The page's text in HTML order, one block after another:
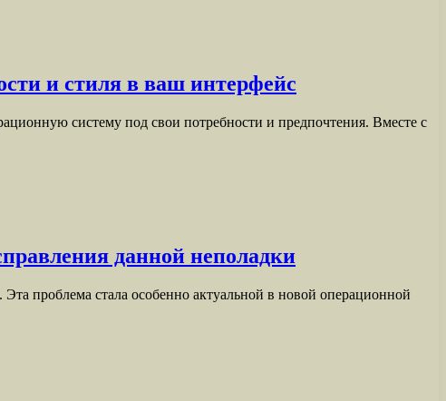
и стиля в ваш интерфейс
систему под свои потребности и предпочтения. Вместе с
данной неполадки
проблема стала особенно актуальной в новой операционной